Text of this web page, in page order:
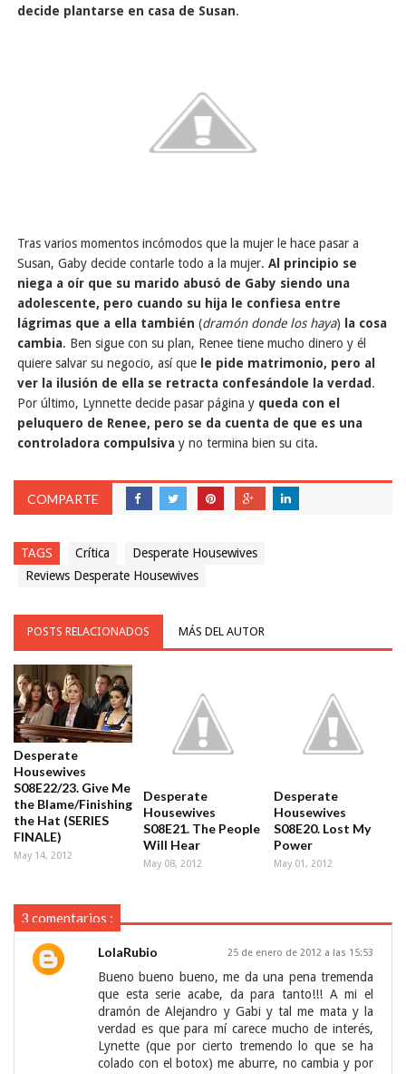
decide plantarse en casa de Susan.
Tras varios momentos incómodos que la mujer le hace pasar a
Susan, Gaby decide contarle todo a la mujer. Al principio se
niega a oír que su marido abusó de Gaby siendo una
adolescente, pero cuando su hija le confiesa entre
lágrimas que a ella también (dramón donde los haya)
la cosa
cambia. Ben sigue con su plan, Renee tiene mucho dinero y él
quiere salvar su negocio, así que le pide matrimonio, pero al
ver la ilusión de ella se retracta confesándole la verdad .
Por último, Lynnette decide pasar página y queda con el
peluquero de Renee, pero se da cuenta de que es una
controladora compulsiva y no termina bien su cita.
COMPARTE
TAGS Crítica
Desperate Housewives
Reviews Desperate Housewives
POSTS RELACIONADOS MÁS DEL AUTOR
Desperate
Housewives
S08E22/23. Give Me
the Blame/Finishing
the Hat (SERIES
FINALE)
May 14, 2012
Desperate
Housewives
S08E21. The People
Will Hear
May 08, 2012
Desperate
Housewives
S08E20. Lost My
Power
May 01, 2012
3 comentarios :
LolaRubio 25 de enero de 2012 a las 15:53
Bueno bueno bueno, me da una pena tremenda
que esta serie acabe, da para tanto!!! A mi el
dramón de Alejandro y Gabi y tal me mata y la
verdad es que para mí carece mucho de interés,
Lynette (que por cierto tremendo lo que se ha
colado con el botox) me aburre, no cambia y por